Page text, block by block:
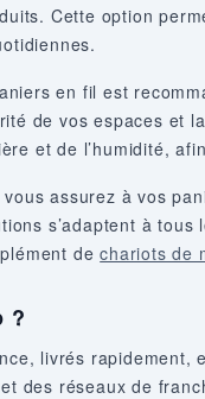
Cette option
en fil est
de vos espaces et
et de l’humidité,
assurez à vos
s’adaptent à
dechariots de
?
livrés rapidement,
des réseaux de